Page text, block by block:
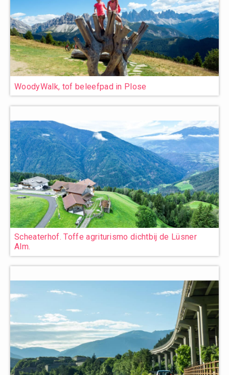
WoodyWalk, tof beleefpad in Plose
Scheaterhof. Toffe agriturismo dichtbij de Lüsner
Alm.